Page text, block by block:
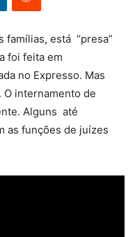
famílias, está “presa”
foi feita em
no Expresso. Mas
internamento de
Alguns até
as funções de juízes